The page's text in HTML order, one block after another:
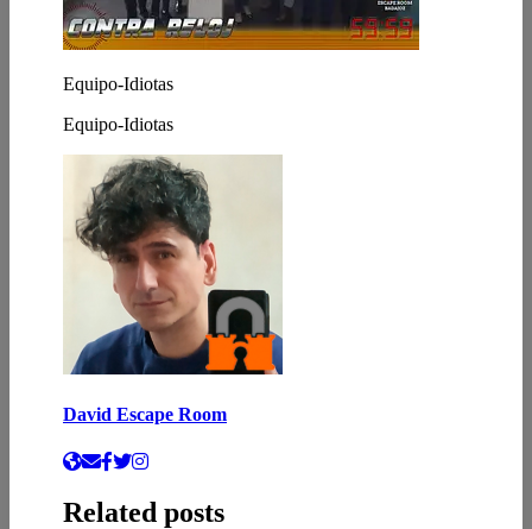
Equipo-Idiotas
Equipo-Idiotas
David Escape Room
Related posts